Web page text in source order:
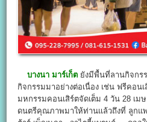
บางนา มาร์เก็ต ยังมีพื้นที่ลานกิจกร
กิจกรรมมาอย่างต่อเนื่อง เช่น ฟรีคอน
มหกรรมคอนเสิร์ตจัดเต็ม 4 วัน 28 เ
ดนตรีคุณภาพมาให้ท่านเเล้วถึงที่ ลูกแ